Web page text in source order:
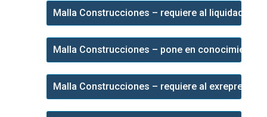
Malla Construcciones – requiere al liquidador 3
Malla Construcciones – pone en conocimiento
Malla Construcciones – requiere al